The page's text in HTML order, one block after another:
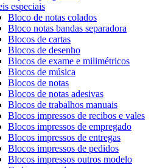
especiais
Bloco de notas colados
Bloco notas bandas separadora
Blocos de cartas
Blocos de desenho
Blocos de exame e milimétricos
Blocos de música
Blocos de notas
Blocos de notas adesivas
Blocos de trabalhos manuais
Blocos impressos de recibos e vales
Blocos impressos de empregado
Blocos impressos de entregas
Blocos impressos de pedidos
Blocos impressos outros modelo